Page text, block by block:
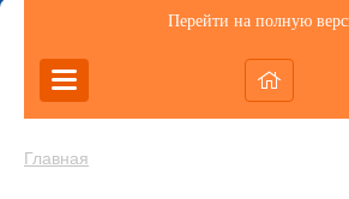
Перейти на полную
Главная